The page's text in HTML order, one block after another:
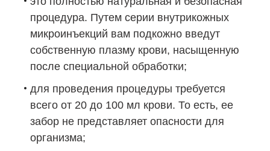
процедура. Путем серии внутрикожных
микроинъекций вам подкожно введут
собственную плазму крови, насыщенную
после специальной обработки;
для проведения процедуры требуется
всего от 20 до 100 мл крови. То есть, ее
забор не представляет опасности для
организма;